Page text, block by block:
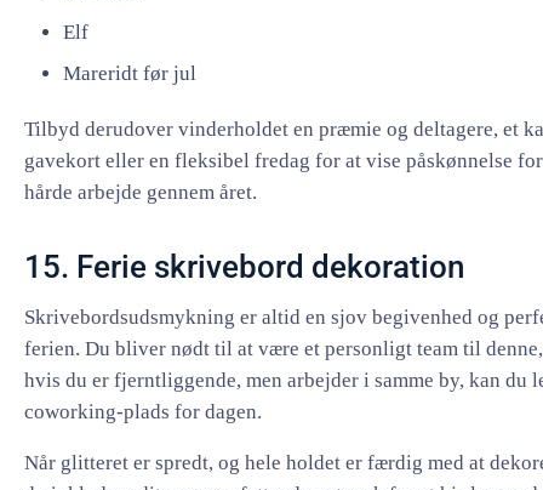
Elf
Mareridt før jul
Tilbyd derudover vinderholdet en præmie og deltagere, et
gavekort eller en fleksibel fredag for at vise påskønnelse
hårde arbejde gennem året.
15. Ferie skrivebord dekoration
Skrivebordsudsmykning er altid en sjov begivenhed og
ferien. Du bliver nødt til at være et personligt team til
hvis du er fjerntliggende, men arbejder i samme by, kan du
coworking-plads for dagen.
Når glitteret er spredt, og hele holdet er færdig med at